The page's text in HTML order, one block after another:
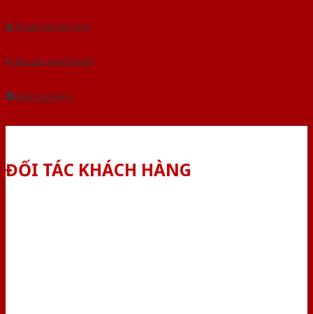
Tải báo giá tổng hợp
Yêu cầu gọi lại (3 phút)
Dành cho đại lý
ĐỐI TÁC KHÁCH HÀNG